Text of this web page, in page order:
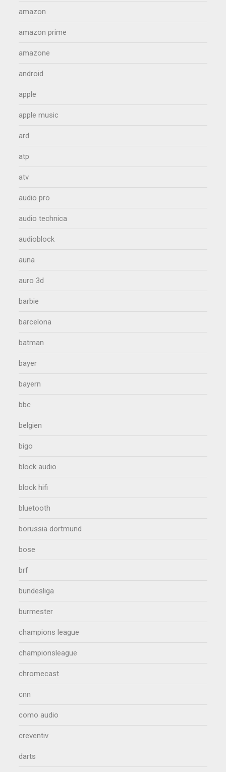
amazon
amazon prime
amazone
android
apple
apple music
ard
atp
atv
audio pro
audio technica
audioblock
auna
auro 3d
barbie
barcelona
batman
bayer
bayern
bbc
belgien
bigo
block audio
block hifi
bluetooth
borussia dortmund
bose
brf
bundesliga
burmester
champions league
championsleague
chromecast
cnn
como audio
creventiv
darts